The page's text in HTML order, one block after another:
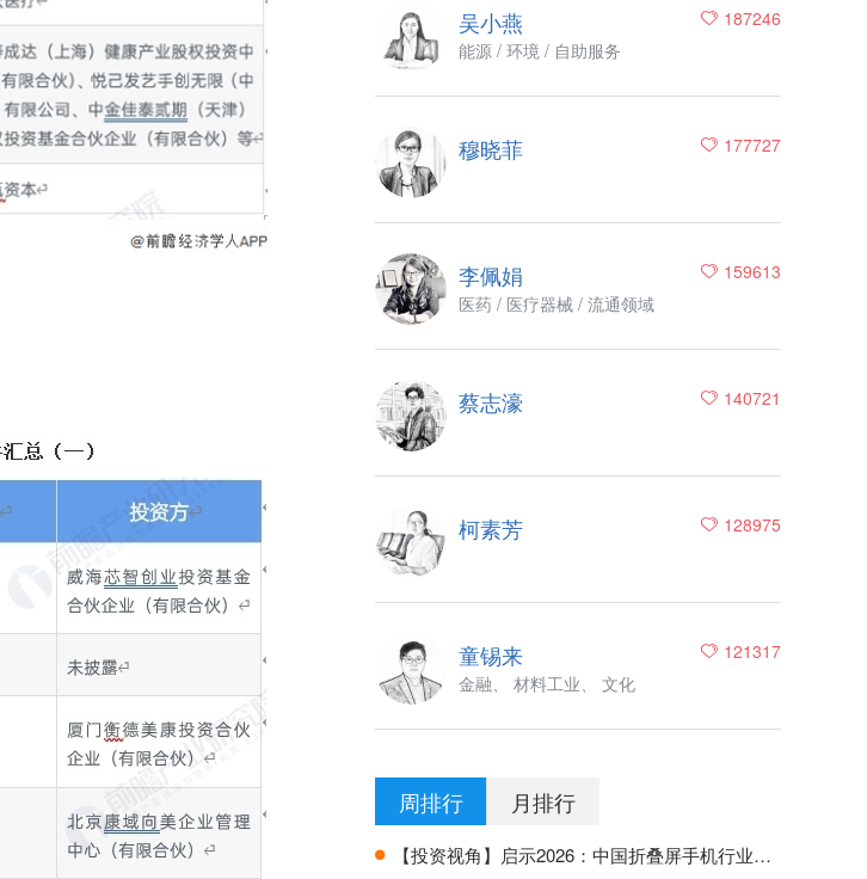
187246
吴小燕
能源 / 环境 / 自助服务
177727
穆晓菲
159613
李佩娟
医药 / 医疗器械 / 流通领域
140721
蔡志濠
128975
柯素芳
121317
童锡来
金融、 材料工业、 文化
周排行 月排行
H 【投资视角】启示2026：中国折叠屏手机行业投融资及兼并重组分析